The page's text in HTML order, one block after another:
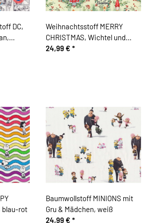
DC,
Weihnachtsstoff MERRY
CHRISTMAS, Wichtel und
Häuser
24,99 € *
blau-rot
Baumwollstoff MINIONS mit
Gru & Mädchen, weiß
24,99 € *